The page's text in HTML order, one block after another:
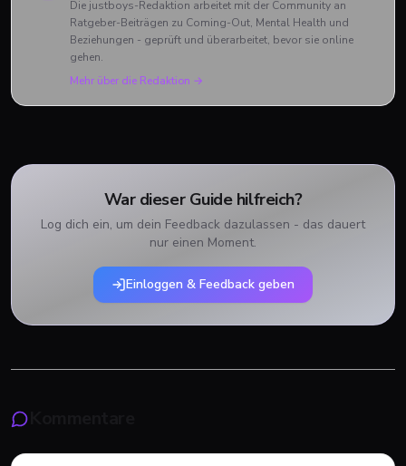
Die justboys-Redaktion arbeitet mit der Community an
Ratgeber-Beiträgen zu Coming-Out, Mental Health und
Beziehungen - geprüft und überarbeitet, bevor sie online
gehen.
Mehr über die Redaktion →
War dieser Guide hilfreich?
Log dich ein, um dein Feedback dazulassen - das dauert
nur einen Moment.
Einloggen & Feedback geben